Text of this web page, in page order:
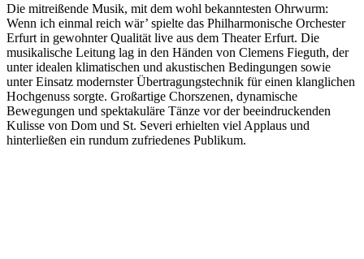
Die mitreißende Musik, mit dem wohl bekanntesten Ohrwurm:
Wenn ich einmal reich wär’ spielte das Philharmonische Orchester
Erfurt in gewohnter Qualität live aus dem Theater Erfurt. Die
musikalische Leitung lag in den Händen von Clemens Fieguth, der
unter idealen klimatischen und akustischen Bedingungen sowie
unter Einsatz modernster Übertragungstechnik für einen klanglichen
Hochgenuss sorgte. Großartige Chorszenen, dynamische
Bewegungen und spektakuläre Tänze vor der beeindruckenden
Kulisse von Dom und St. Severi erhielten viel Applaus und
hinterließen ein rundum zufriedenes Publikum.